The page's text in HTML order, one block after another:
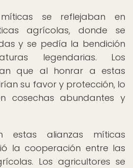
se reflejaban en
agrícolas, donde se
y se pedía la bendición
legendarias. Los
que al honrar a estas
su favor y protección, lo
cosechas abundantes y
estas alianzas míticas
la cooperación entre las
Los agricultores se